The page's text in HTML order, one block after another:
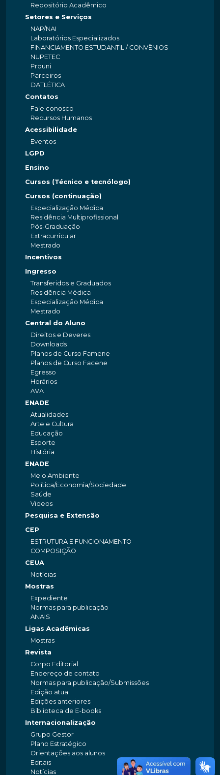
Repositório Acadêmico
Setores e Serviços
NAP/NAI
Laboratórios Especializados
FINANCIAMENTO ESTUDANTIL / CONVÊNIOS
NUPETEC
Prouni
Parceiros
DATLÉTICA
Contatos
Fale conosco
Recursos Humanos
Acessibilidade
Eventos
LGPD
Ensino
Cursos (Técnico e tecnólogo)
Cursos (continuação)
Especialização Médica
Residência Multiprofissional
Pós-Graduação
Extracurricular
Mestrado
Incentivos
Ingresso
Transferidos e Graduados
Residência Médica
Especialização Médica
Mestrado
Central do Aluno
Direitos e Deveres
Downloads
Planos de Curso Famene
Planos de Curso Facene
Egresso
Horários
AVA
ENADE
Atualidades
Arte e Cultura
Educação
Esporte
História
ENADE
Meio Ambiente
Política/Economia/Sociedade
Saúde
Videos
Pesquisa e Extensão
CEP
ESTRUTURA E FUNCIONAMENTO
COMPOSIÇÃO
CEUA
Notícias
Mostras
Expediente
Normas para publicação
ANAIS
Ligas Acadêmicas
Mostras
Revista
Corpo Editorial
Endereço de contato
Normas para publicação/Submissões
Edição atual
Edições anteriores
Biblioteca de E-books
Internacionalização
Grupo Gestor
Plano Estratégico
Orientações aos alunos
Editais
Notícias